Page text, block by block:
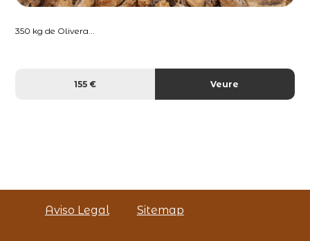
350 kg de Olivera...
155 € Veure
Aviso Legal Sitemap